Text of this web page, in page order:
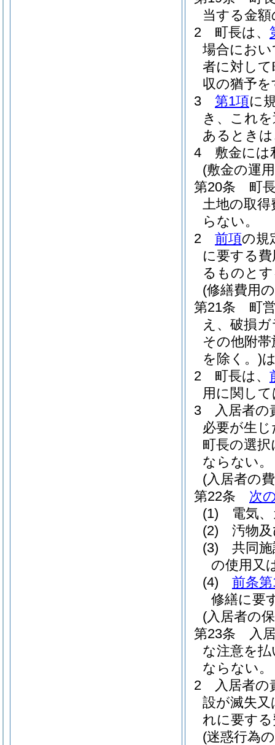
当する金
2
町長は、
場合にお
者に対し
収の猶予
3
第1項に
き、これ
あるとき
4
敷金には
(敷金の運
第20条
町
土地の取
らない。
2
前項の規
に要する
るものと
(修繕費用
第21条
町
え、破損
その他附
を除く。)
2
町長は、
用に関し
3
入居者
必要が生
町長の選
ならない。
(入居者の
第22条
次
(1)
電気
(2)
汚物
(3)
共同
の使用又
(4)
前条
修繕に要
(入居者の
第23条
入
な注意を
ならない。
2
入居者
設が滅失
れに要す
(迷惑行為